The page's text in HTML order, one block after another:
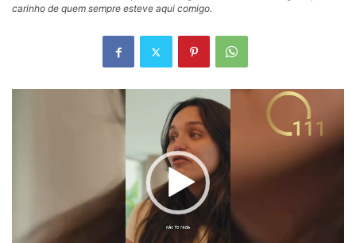
carinho de quem sempre esteve aqui comigo.